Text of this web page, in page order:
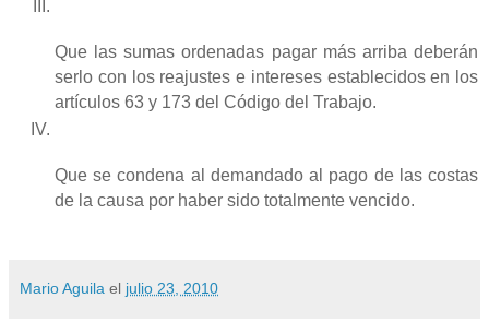
Que las sumas ordenadas pagar más arriba deberán
serlo con los reajustes e intereses establecidos en los
artículos 63 y 173 del Código del Trabajo.
Que se condena al demandado al pago de las costas
de la causa por haber sido totalmente vencido.
Mario Aguila el julio 23, 2010